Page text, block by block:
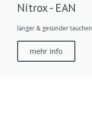
Nitrox - EAN
länger & gesünder tauchen
mehr Info